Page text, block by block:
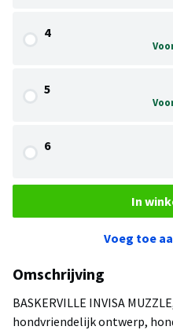
4
5
6
In
Voeg toe
Omschrijving
BASKERVILLE INVISA
hondvriendelijk ontwerp,